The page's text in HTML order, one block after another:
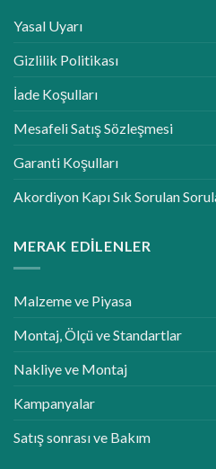
Yasal Uyarı
Gizlilik Politikası
İade Koşulları
Mesafeli Satış Sözleşmesi
Garanti Koşulları
Akordiyon Kapı Sık Sorulan
MERAK EDILENLER
Malzeme ve Piyasa
Montaj, Ölçü ve Standartlar
Nakliye ve Montaj
Kampanyalar
Satış sonrası ve Bakım